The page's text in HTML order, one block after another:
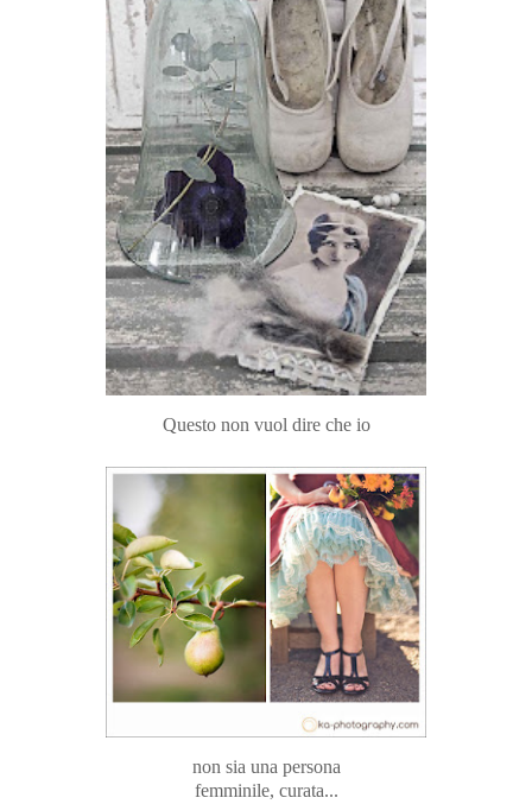
Questo non vuol dire che io
non sia una persona
femminile, curata...